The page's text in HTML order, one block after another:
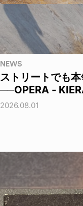
NEWS
ストリートでも
──OPERA -
2026.08.01